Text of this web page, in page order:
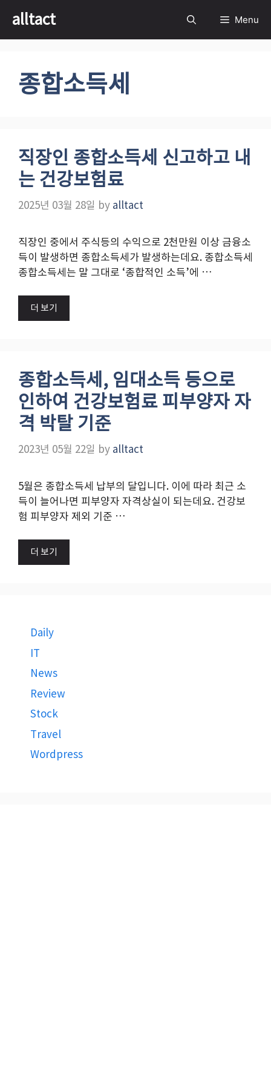
content
alltact Menu
종합소득세
직장인 종합소득세 신고하고 내
는 건강보험료
2025년 03월 28일 by alltact
직장인 중에서 주식등의 수익으로 2천만원 이상 금융소
득이 발생하면 종합소득세가 발생하는데요. 종합소득세
종합소득세는 말 그대로 ‘종합적인 소득’에 …
더 보기
종합소득세, 임대소득 등으로
인하여 건강보험료 피부양자 자
격 박탈 기준
2023년 05월 22일 by alltact
5월은 종합소득세 납부의 달입니다. 이에 따라 최근 소
득이 늘어나면 피부양자 자격상실이 되는데요. 건강보
험 피부양자 제외 기준 …
더 보기
Daily
IT
News
Review
Stock
Travel
Wordpress